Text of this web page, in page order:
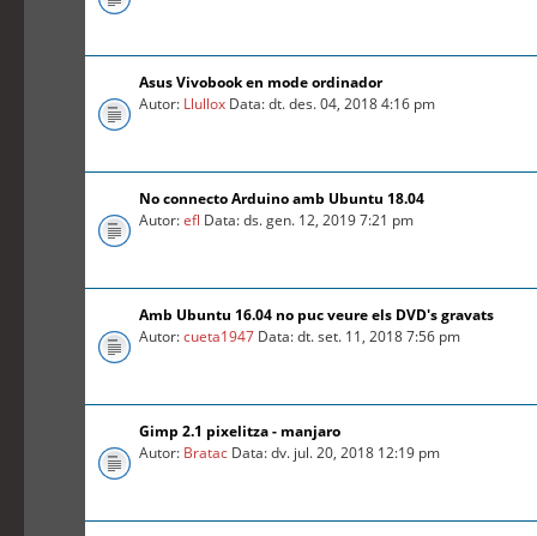
Asus Vivobook en mode ordinador
Autor: Llullox Data: dt. des. 04, 2018 4:16 pm
No connecto Arduino amb Ubuntu 18.04
Autor:efl Data: ds. gen. 12, 2019 7:21 pm
Amb Ubuntu 16.04 no puc veure els DVD's gravats
Autor:cueta1947 Data: dt. set. 11, 2018 7:56 pm
Gimp 2.1 pixelitza - manjaro
Autor: Bratac Data: dv. jul. 20, 2018 12:19 pm